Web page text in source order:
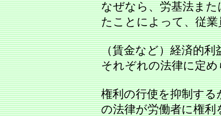
なぜなら、労基法ま
たことによって、従業
（賃金など）経済的
それぞれの法律に定
権利の行使を抑制す
の法律が労働者に権利